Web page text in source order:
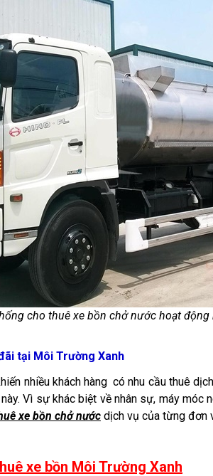
cho thuê xe bồn chở nước hoạt động
tại Môi Trường Xanh
nhiều khách hàng có nhu cầu thuê
Vì sự khác biệt về nhân sự, máy móc
xe bồn chở nước dịch vụ của từng đơn
xe bồn Môi Trường Xanh